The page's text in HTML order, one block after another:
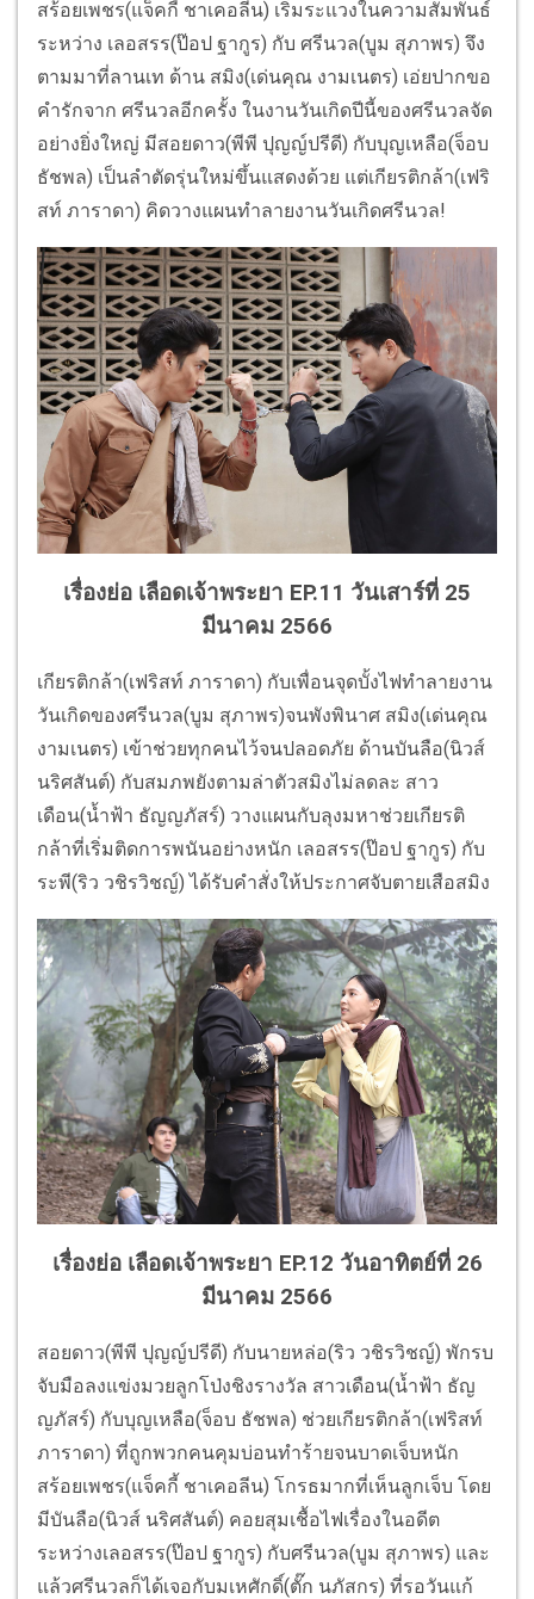
สร้อยเพชร(แจ็คกี้ ชาเคอลีน) เริ่มระแวงในความสัมพันธ์
ระหว่าง เลอสรร(ป๊อป ฐากูร) กับ ศรีนวล(บูม สุภาพร) จึง
ตามมาที่ลานเท ด้าน สมิง(เด่นคุณ งามเนตร) เอ่ยปากขอ
คำรักจาก ศรีนวลอีกครั้ง ในงานวันเกิดปีนี้ของศรีนวลจัด
อย่างยิ่งใหญ่ มีสอยดาว(พีพี ปุญญ์ปรีดี) กับบุญเหลือ(จ็อบ
ธัชพล) เป็นลำตัดรุ่นใหม่ขึ้นแสดงด้วย แต่เกียรติกล้า(เฟริ
สท์ ภาราดา) คิดวางแผนทำลายงานวันเกิดศรีนวล!
เรื่องย่อ เลือดเจ้าพระยา EP.11 วันเสาร์ที่ 25
มีนาคม 2566
เกียรติกล้า(เฟริสท์ ภาราดา) กับเพื่อนจุดบั้งไฟทำลายงาน
วันเกิดของศรีนวล(บูม สุภาพร)จนพังพินาศ สมิง(เด่นคุณ
งามเนตร) เข้าช่วยทุกคนไว้จนปลอดภัย ด้านบันลือ(นิวส์
นริศสันต์) กับสมภพยังตามล่าตัวสมิงไม่ลดละ สาว
เดือน(น้ำฟ้า ธัญญภัสร์) วางแผนกับลุงมหาช่วยเกียรติ
กล้าที่เริ่มติดการพนันอย่างหนัก เลอสรร(ป๊อป ฐากูร) กับ
ระพี(ริว วชิรวิชญ์) ได้รับคำสั่งให้ประกาศจับตายเสือสมิง
เรื่องย่อ เลือดเจ้าพระยา EP.12 วันอาทิตย์ที่ 26
มีนาคม 2566
สอยดาว(พีพี ปุญญ์ปรีดี) กับนายหล่อ(ริว วชิรวิชญ์) พักรบ
จับมือลงแข่งมวยลูกโป่งชิงรางวัล สาวเดือน(น้ำฟ้า ธัญ
ญภัสร์) กับบุญเหลือ(จ็อบ ธัชพล) ช่วยเกียรติกล้า(เฟริสท์
ภาราดา) ที่ถูกพวกคนคุมบ่อนทำร้ายจนบาดเจ็บหนัก
สร้อยเพชร(แจ็คกี้ ชาเคอลีน) โกรธมากที่เห็นลูกเจ็บ โดย
มีบันลือ(นิวส์ นริศสันต์) คอยสุมเชื้อไฟเรื่องในอดีต
ระหว่างเลอสรร(ป๊อป ฐากูร) กับศรีนวล(บูม สุภาพร) และ
แล้วศรีนวลก็ได้เจอกับมเหศักดิ์(ตั๊ก นภัสกร) ที่รอวันแก้